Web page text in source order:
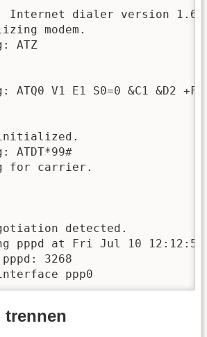
Internet dialer version 1.60
modem.
ATZ
V1 E1 S0=0 &C1 &D2
initialized.
ATDT*99#
for carrier.
detected.
pppd at Fri Jul 10 12:12:57
3268
ppp0
trennen